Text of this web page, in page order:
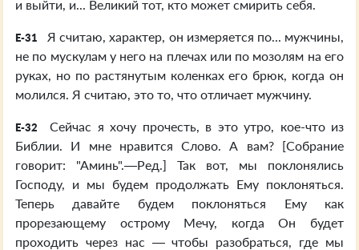
и выйти, и... Великий тот, кто может смирить себя.
E-31
Я считаю, характер, он измеряется по... мужчины,
не по мускулам у него на плечах или по мозолям на его
руках, но по растянутым коленках его брюк, когда он
молился. Я считаю, это то, что отличает мужчину.
E-32
Сейчас я хочу прочесть, в это утро, кое-что из
Библии. И мне нравится Слово. А вам? [Собрание
говорит: "Аминь".—Ред.] Так вот, мы поклонялись
Господу, и мы будем продолжать Ему поклоняться.
Теперь давайте будем поклоняться Ему как
прорезающему острому Мечу, когда Он будет
проходить через нас — чтобы разобраться, где мы